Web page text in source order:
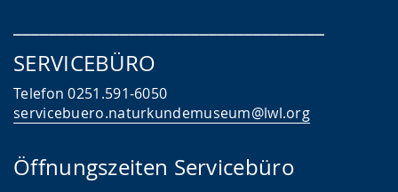
SERVICEBÜRO
Telefon 0251.591-6050
servicebuero.naturkundemuseum@lwl.org
Öffnungszeiten Servicebüro